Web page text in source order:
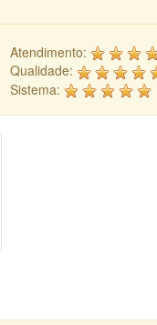
Atendimento:
Qualidade:
Sistema: